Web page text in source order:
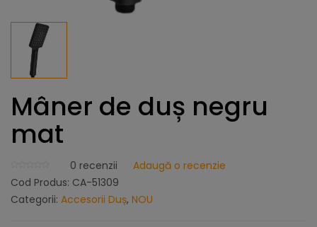
Mâner de duș negru
mat
0 recenzii
Adaugă o recenzie
Cod Produs: CA-51309
Categorii: Accesorii Duș, NOU